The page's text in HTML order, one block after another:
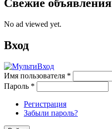
Свежие объявления
No ad viewed yet.
Вход
Имя пользователя *
Пароль *
Регистрация
Забыли пароль?